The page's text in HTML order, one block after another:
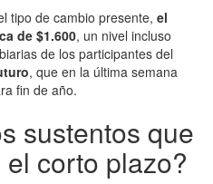
tipo de cambio presente, el
de $1.600, un nivel incluso
de los participantes del
, que en la última semana
fin de año.
sustentos que
corto plazo?